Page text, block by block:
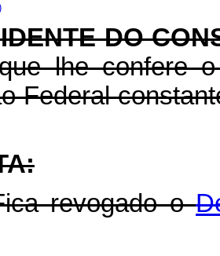
DO
lhe confere
Federal
revogado o